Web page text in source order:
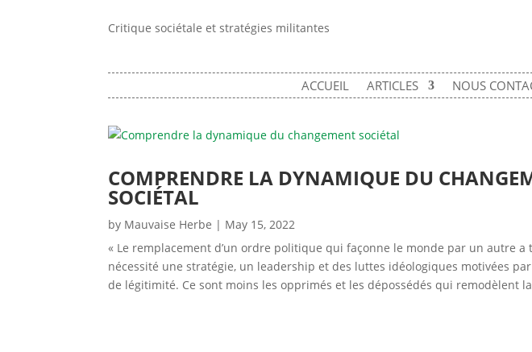
Critique sociétale et stratégies militantes
ACCUEIL ARTICLES NOUS
COMPRENDRE LA DYNAMIQUE DU
SOCIÉTAL
by Mauvaise Herbe | May 15, 2022
« Le remplacement d’un ordre politique qui façonne le monde par un autre a
nécessité une stratégie, un leadership et des luttes idéologiques motivées
de légitimité. Ce sont moins les opprimés et les dépossédés qui remodèlent